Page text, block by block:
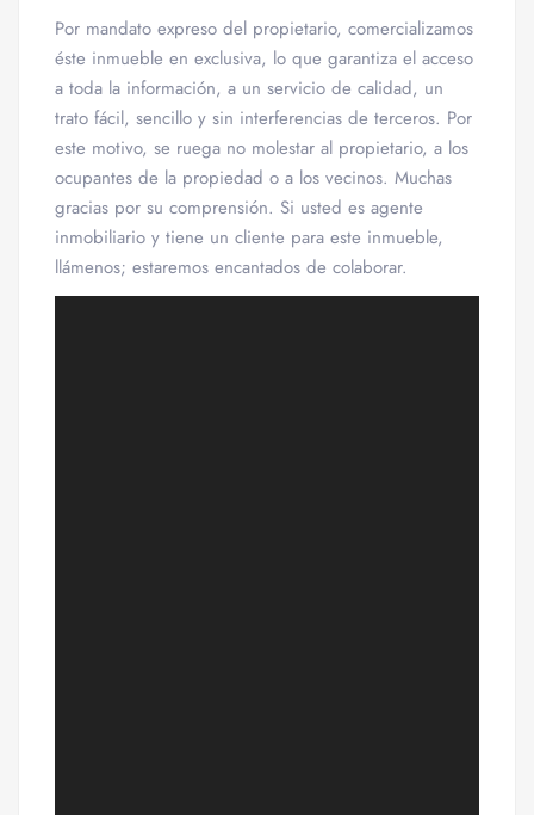
Por mandato expreso del propietario, comercializamos
éste inmueble en exclusiva, lo que garantiza el acceso
a toda la información, a un servicio de calidad, un
trato fácil, sencillo y sin interferencias de terceros. Por
este motivo, se ruega no molestar al propietario, a los
ocupantes de la propiedad o a los vecinos. Muchas
gracias por su comprensión. Si usted es agente
inmobiliario y tiene un cliente para este inmueble,
llámenos; estaremos encantados de colaborar.